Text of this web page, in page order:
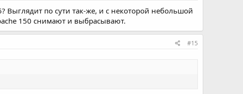
Выглядит по сути так-же, и с некоторой небольшой
150 снимают и выбрасывают.
#15